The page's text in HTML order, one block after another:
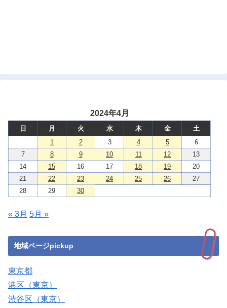
2024年4月
日 月 火 水 木 金
土
1
2 3 4 5
6
7
8 9 10 11 12
13
14
15 16 17 18 19
20
21
22 23 24 25 26
27
28
29 30
« 3月 5月 »
地域ページpickup
東京都
港区（東京）
渋谷区（東京）